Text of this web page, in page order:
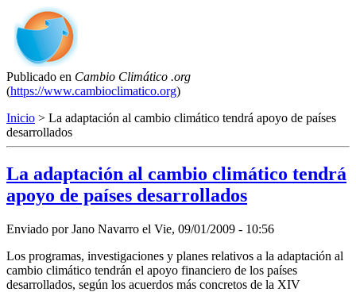
Publicado en Cambio Climático .org
(https://www.cambioclimatico.org)
Inicio > La adaptación al cambio climático tendrá apoyo de países
desarrollados
La adaptación al cambio climático tendrá
apoyo de países desarrollados
Enviado porJano Navarro el Vie, 09/01/2009 - 10:56
Los programas, investigaciones y planes relativos a la adaptación al
cambio climático tendrán el apoyo financiero de los países
desarrollados, según los acuerdos más concretos de la XIV